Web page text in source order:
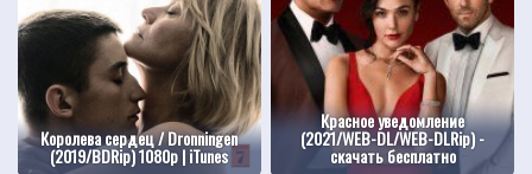
Королева сердец / Dronningen
(2019/BDRip) 1080p | iTunes
Красное уведомление
(2021/WEB-DL/WEB-DLRip) -
скачать бесплатно